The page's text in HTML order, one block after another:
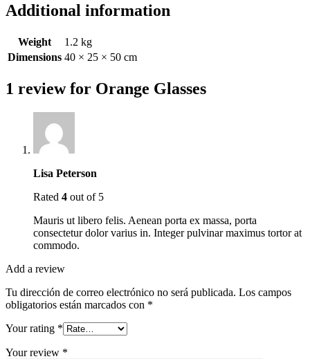
Additional information
Weight
1.2 kg
Dimensions 40 × 25 × 50 cm
1 review for Orange Glasses
Lisa Peterson
Rated 4 out of 5
Mauris ut libero felis. Aenean porta ex massa, porta
consectetur dolor varius in. Integer pulvinar maximus tortor at
commodo.
Add a review
Tu dirección de correo electrónico no será publicada. Los campos
obligatorios están marcados con *
Your rating *
Your review *